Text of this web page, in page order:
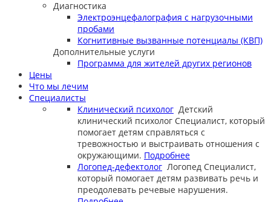
Диагностика
Электроэнцефалография с нагрузочными
пробами
Когнитивные вызванные потенциалы (КВП)
Дополнительные услуги
Программа для жителей других регионов
Цены
Что мы лечим
Специалисты
Клинический психолог Детский
клинический психолог Специалист, который
помогает детям справляться с
тревожностью и выстраивать отношения с
окружающими. Подробнее
Логопед-дефектолог Логопед Специалист,
который помогает детям развивать речь и
преодолевать речевые нарушения.